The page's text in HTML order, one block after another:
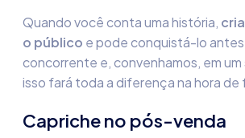
Quando você conta uma história,
o público e pode conquistá-lo
concorrente e, convenhamos, em
isso fará toda a diferença na hora de
Capriche no pós-venda